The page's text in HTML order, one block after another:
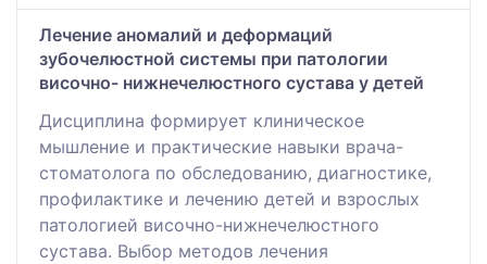
Лечение аномалий и деформаций
зубочелюстной системы при патологии
височно- нижнечелюстного сустава у детей
Дисциплина формирует клиническое
мышление и практические навыки врача-
стоматолога по обследованию, диагностике,
профилактике и лечению детей и взрослых
патологией височно-нижнечелюстного
сустава. Выбор методов лечения